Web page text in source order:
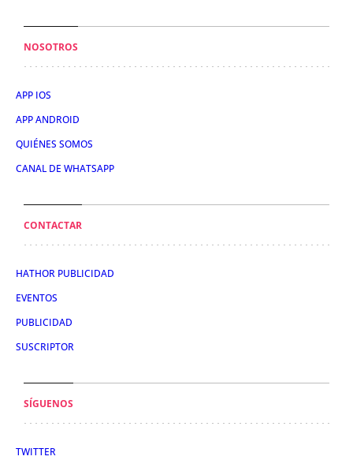
NOSOTROS
APP IOS
APP ANDROID
QUIÉNES SOMOS
CANAL DE WHATSAPP
CONTACTAR
HATHOR PUBLICIDAD
EVENTOS
PUBLICIDAD
SUSCRIPTOR
SÍGUENOS
TWITTER